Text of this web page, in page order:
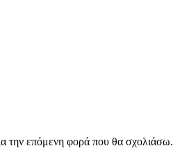
την επόμενη φορά που θα σχολιάσω.